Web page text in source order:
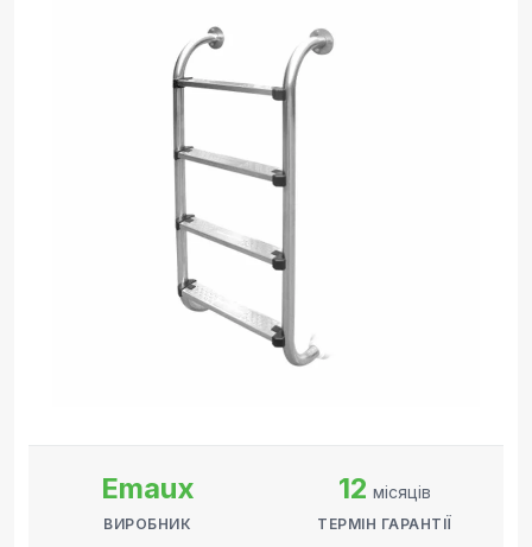
Emaux
ВИРОБНИК
12 місяців
ТЕРМІН ГАРАНТІЇ